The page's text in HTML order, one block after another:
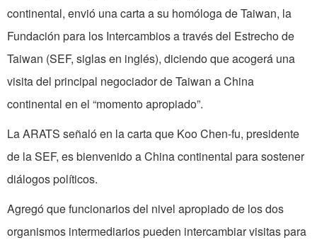
continental, envió una carta a su homóloga de Taiwan, la
Fundación para los Intercambios a través del Estrecho de
Taiwan (SEF, siglas en inglés), diciendo que acogerá una
visita del principal negociador de Taiwan a China
continental en el “momento apropiado”.
La ARATS señaló en la carta que Koo Chen-fu, presidente
de la SEF, es bienvenido a China continental para sostener
diálogos políticos.
Agregó que funcionarios del nivel apropiado de los dos
organismos intermediarios pueden intercambiar visitas para